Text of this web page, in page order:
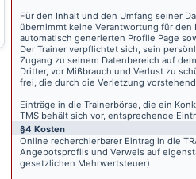
Für den Inhalt und den Umfang seiner
übernimmt keine Verantwortung für den
automatisch generierten Profile Page
Der Trainer verpflichtet sich, sein
Zugang zu seinem Datenbereich auf
Dritter, vor Mißbrauch und Verlust zu
frei, die durch die Verletzung
Einträge in die Trainerbörse, die ein
TMS behält sich vor, entsprechende
§4 Kosten
Online recherchierbarer Eintrag in die
Angebotsprofils und Verweis auf
gesetzlichen Mehrwertsteuer)